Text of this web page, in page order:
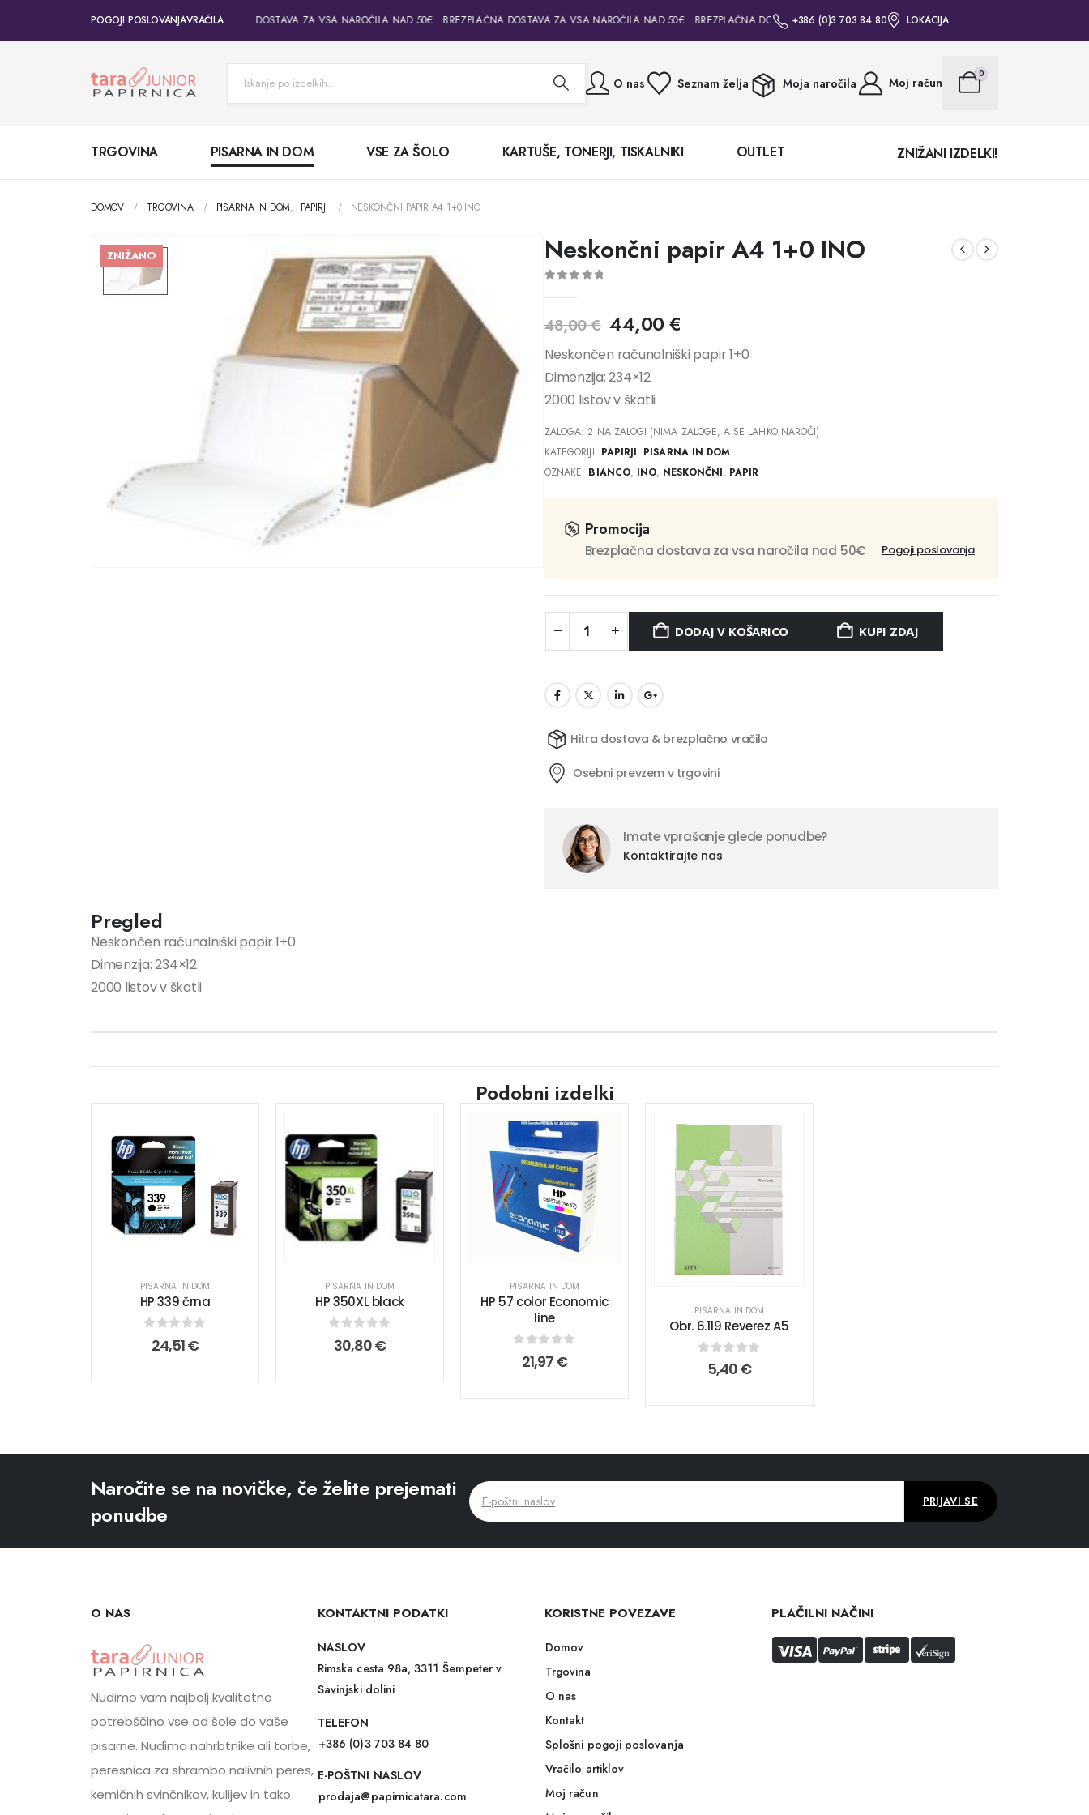
POGOJI POSLOVANJAVRAČILA
BREZPLAČNA DOSTAVA ZA VSA NAROČILA NAD 50€ • BREZPLAČNA DOSTAVA ZA VSA NAROČILA NAD 50€ • BREZPLAČNA DOSTAVA ZA VSA NAROČILA NAD 50€ • BREZPLAČNA DOSTAVA
+386 (0)3 703 84 80 LOKACIJA
O nas Seznam želja Moja naročila Moj račun
0
TRGOVINA PISARNA IN DOM VSE ZA ŠOLO KARTUŠE, TONERJI, TISKALNIKI OUTLET ZNIŽANI IZDELKI!
DOMOV TRGOVINA PISARNA IN DOM, PAPIRJI NESKONČNI PAPIR A4 1+0 INO
ZNIŽANO Neskončni papir A4 1+0 INO
48,00€ 44,00€
Neskončen računalniški papir 1+0
Dimenzija: 234×12
2000 listov v škatli
ZALOGA: 2 NA ZALOGI (NIMA ZALOGE, A SE LAHKO NAROČI)
KATEGORIJI: PAPIRJI, PISARNA IN DOM
OZNAKE: BIANCO, INO, NESKONČNI, PAPIR
Promocija
Brezplačna dostava za vsa naročila nad 50€ Pogoji poslovanja
DODAJ V KOŠARICO KUPI ZDAJ
Hitra dostava & brezplačno vračilo
Osebni prevzem v trgovini
Imate vprašanje glede ponudbe?
Kontaktirajte nas
Pregled
Neskončen računalniški papir 1+0
Dimenzija: 234×12
2000 listov v škatli
Podobni izdelki
PISARNA IN DOM
HP 339 črna
out of 5
24,51€
PISARNA IN DOM
HP 350XL black
0out of 5
30,80€
PISARNA IN DOM
HP 57 color Economic
line
out of 5
21,97€
PISARNA IN DOM
Obr. 6.119 Reverez A5
out of 5
5,40€
Naročite se na novičke, če želite prejemati
ponudbe
O NAS
Nudimo vam najbolj kvalitetno
potrebščino vse od šole do vaše
pisarne. Nudimo nahrbtnike ali torbe,
peresnica za shrambo nalivnih peres,
kemičnih svinčnikov, kulijev in tako
KONTAKTNI PODATKI
NASLOV
Rimska cesta 98a, 3311 Šempeter v
Savinjski dolini
TELEFON
+386 (0)3 703 84 80
E-POŠTNI NASLOV
prodaja@papirnicatara.com
KORISTNE POVEZAVE
Domov
Trgovina
O nas
Kontakt
Splošni pogoji poslovanja
Vračilo artiklov
Moj račun
PLAČILNI NAČINI